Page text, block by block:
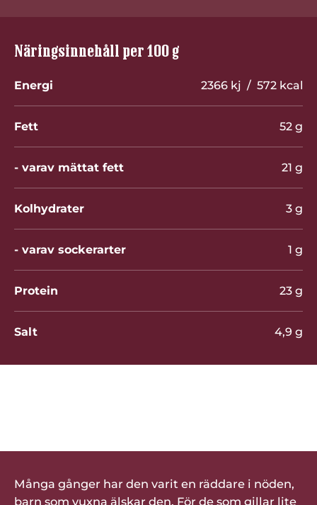
Näringsinnehåll per 100 g
Energi 2366 kj / 572 kcal
Fett 52 g
- varav mättat fett 21 g
Kolhydrater 3 g
- varav sockerarter 1 g
Protein 23 g
Salt 4,9 g
Många gånger har den varit en räddare i nöden,
barn som vuxna älskar den. För de som gillar lite